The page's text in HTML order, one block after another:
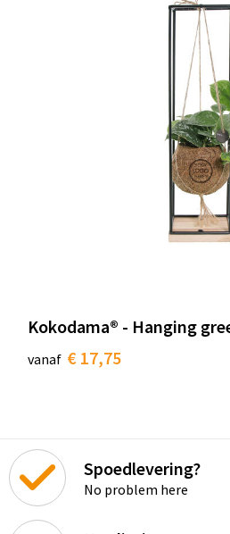
Kokodama® - Hanging
vanaf € 17,75
Spoedlevering?
No problem here